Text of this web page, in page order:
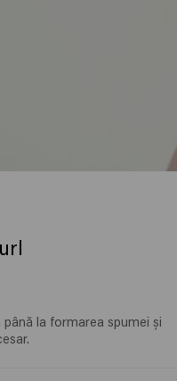
la formarea spumei și